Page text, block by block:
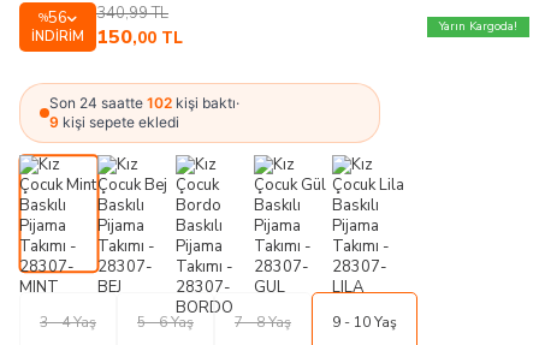
%56
İNDIRIM
340,99TL
150,00 TL
Yarın Kargoda!
Son 24 saatte 102 kişi baktı·
9 kişi sepete ekledi
3 - 4 Yaş 5 - 6 Yaş 7 - 8 Yaş 9 - 10 Yaş